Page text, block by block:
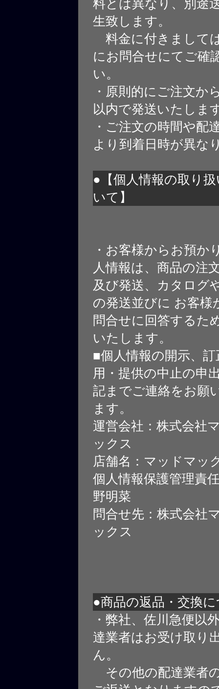
料とは異なり、別途
生致します。
料金に付きまして
にお問合せにてご確
い。
・原則的にご注文か
以内で発送いたしま
・ご注文の時間や配
より到着日時が異な
●【個人情報の取り
いて】
・お客様からお預か
人情報は、商品の注
及び発送、カタログ
の発送並びに お客様
問合せに回答するた
いたします。
■個人情報の開示、
用・提供の中止の申
記までご連絡をお願
ます。
運営会社：株式会社
ックス
店舗名：マッドマッ
個人情報保護管理責
野明菜
問合せ先：株式会社
ックス
●商品の返品・交換
・弊社、佐川急便以
達業者はお受け取り
ん。
その他の配達業者